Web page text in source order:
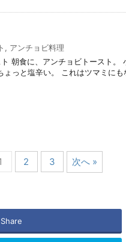
, アンチョビ料理
朝食に、アンチョビトースト
っと塩辛い。 これはツマミに
2 3 次へ »
Share